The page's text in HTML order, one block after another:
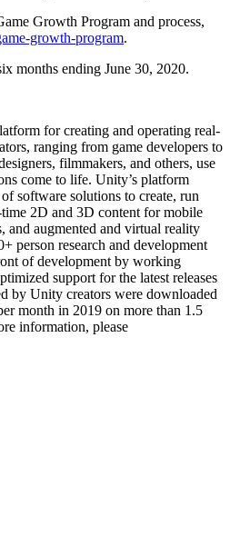
Growth Program and process,
growth-program.
months ending June 30, 2020.
for creating and operating real-
ranging from game developers to
filmmakers, and others, use
come to life. Unity’s platform
software solutions to create, run
2D and 3D content for mobile
and augmented and virtual reality
person research and development
of development by working
support for the latest releases
by Unity creators were downloaded
month in 2019 on more than 1.5
information, please